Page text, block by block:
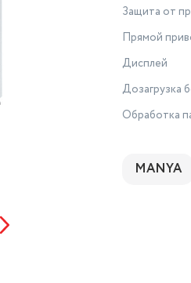
Защита от
Прямой
Дисплей
Дозагрузка
Обработка
MANYA